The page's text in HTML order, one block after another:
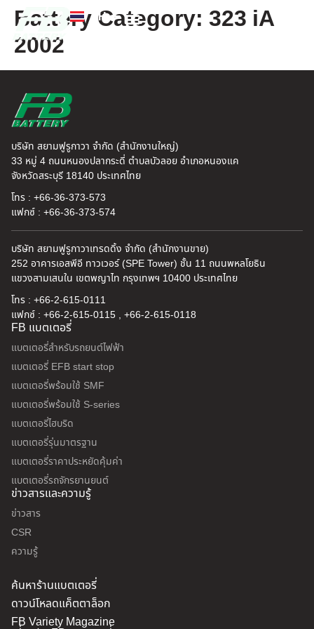
TH
EN
Battery Category: 323 iA
2002
บริษัท สยามฟูรูกาวา จำกัด (สำนักงานใหญ่)
33 หมู่ 4 ถนนหนองปลากระดี่ ตำบลบัวลอย อำเภอหนองแค
จังหวัดสระบุรี 18140 ประเทศไทย
โทร : +66-36-373-573
แฟกซ์ : +66-36-373-574
บริษัท สยามฟูรูกาวาเทรดดิ้ง จำกัด (สำนักงานขาย)
252 อาคารเอสพีอี ทาวเวอร์ (SPE Tower) ชั้น 11 ถนนพหลโยธิน
แขวงสามเสนใน เขตพญาไท กรุงเทพฯ 10400 ประเทศไทย
โทร : +66-2-615-0111
แฟกซ์ : +66-2-615-0115 , +66-2-615-0118
FB แบตเตอรี่
แบตเตอรี่สำหรับรถยนต์ไฟฟ้า
แบตเตอรี่ EFB start stop
แบตเตอรี่พร้อมใช้ SMF
แบตเตอรี่พร้อมใช้ S-series
แบตเตอรี่ไฮบริด
แบตเตอรี่รุ่นมาตรฐาน
แบตเตอรี่ราคาประหยัดคุ้มค่า
แบตเตอรี่รถจักรยานยนต์
ข่าวสารและความรู้
ข่าวสาร
CSR
ความรู้
ค้นหาร้านแบตเตอรี่
ดาวน์โหลดแค็ตตาล็อก
FB Variety Magazine